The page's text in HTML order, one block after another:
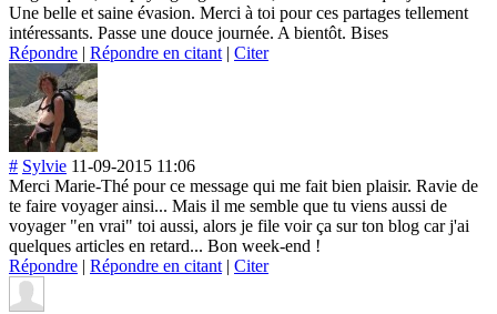
Une belle et saine évasion. Merci à toi pour ces partages tellement
intéressants. Passe une douce journée. A bientôt. Bises
Répondre | Répondre en citant | Citer
# Sylvie 11-09-2015 11:06
Merci Marie-Thé pour ce message qui me fait bien plaisir. Ravie de
te faire voyager ainsi... Mais il me semble que tu viens aussi de
voyager "en vrai" toi aussi, alors je file voir ça sur ton blog car j'ai
quelques articles en retard... Bon week-end !
Répondre | Répondre en citant | Citer